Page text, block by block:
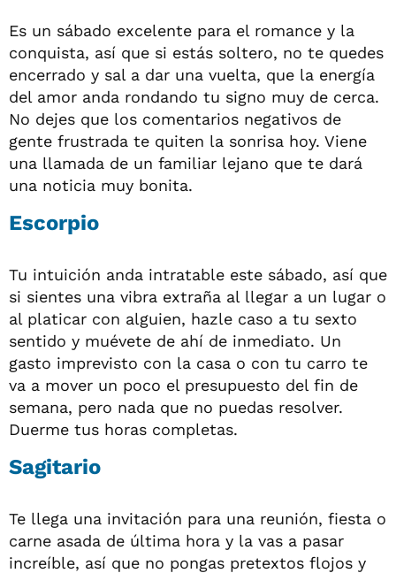
Es un sábado excelente para el romance y la
conquista, así que si estás soltero, no te quedes
encerrado y sal a dar una vuelta, que la energía
del amor anda rondando tu signo muy de cerca.
No dejes que los comentarios negativos de
gente frustrada te quiten la sonrisa hoy. Viene
una llamada de un familiar lejano que te dará
una noticia muy bonita.
Escorpio
Tu intuición anda intratable este sábado, así que
si sientes una vibra extraña al llegar a un lugar o
al platicar con alguien, hazle caso a tu sexto
sentido y muévete de ahí de inmediato. Un
gasto imprevisto con la casa o con tu carro te
va a mover un poco el presupuesto del fin de
semana, pero nada que no puedas resolver.
Duerme tus horas completas.
Sagitario
Te llega una invitación para una reunión, fiesta o
carne asada de última hora y la vas a pasar
increíble, así que no pongas pretextos flojos y